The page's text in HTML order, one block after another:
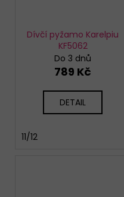
Dívčí pyžamo Karelpiu
KF5062
Do 3 dnů
789 Kč
DETAIL
11/12